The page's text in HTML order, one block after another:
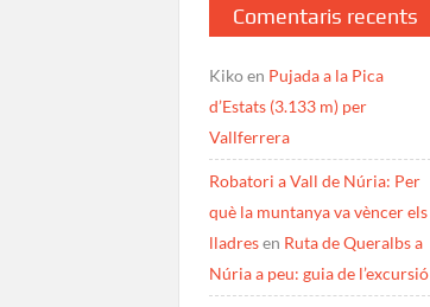
Comentaris recents
Kikoen Pujada a la Pica
d’Estats (3.133 m) per
Vallferrera
Robatori a Vall de Núria: Per
què la muntanya va vèncer els
lladresen Ruta de Queralbs a
Núria a peu: guia de l’excursió